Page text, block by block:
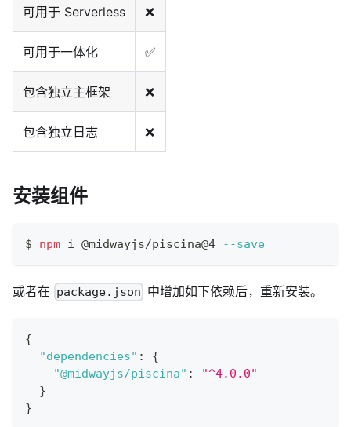
可用于 Serverless ❌
可用于一体化 ✅
包含独立主框架 ❌
包含独立日志 ❌
安装组件
$ npm i @midwayjs/piscina@4 --save
或者在 package.json 中增加如下依赖后，重新安装。
{
"dependencies" :
{
"@midwayjs/piscina" :
"^4.0.0"
}
}